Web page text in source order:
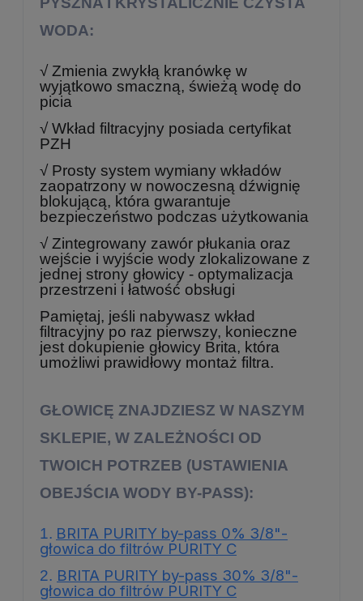
WODA:
√ Zmienia zwykłą kranówkę w
wyjątkowo smaczną, świeżą wodę do
picia
√ Wkład filtracyjny posiada certyfikat
PZH
√ Prosty system wymiany wkładów
zaopatrzony w nowoczesną dźwignię
blokującą, która gwarantuje
bezpieczeństwo podczas użytkowania
√ Zintegrowany zawór płukania oraz
wejście i wyjście wody zlokalizowane z
jednej strony głowicy - optymalizacja
przestrzeni i łatwość obsługi
Pamiętaj, jeśli nabywasz wkład
filtracyjny po raz pierwszy, konieczne
jest dokupienie głowicy Brita, która
umożliwi prawidłowy montaż filtra.
GŁOWICĘ ZNAJDZIESZ W NASZYM
SKLEPIE, W ZALEŻNOŚCI OD
TWOICH POTRZEB (USTAWIENIA
OBEJŚCIA WODY BY-PASS):
1. BRITA PURITY by-pass 0% 3/8"-
głowica do filtrów PURITY C
2. BRITA PURITY by-pass 30% 3/8"-
głowica do filtrów PURITY C